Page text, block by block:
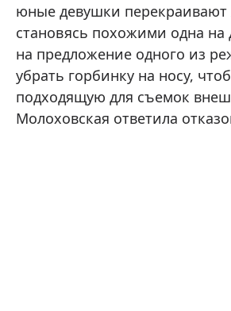
юные девушки перекраивают
становясь похожими одна на
на предложение одного из
убрать горбинку на носу,
подходящую для съемок
Молоховская ответила